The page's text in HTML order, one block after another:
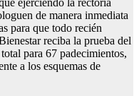
ejerciendo la rectoría
de manera inmediata
para que todo recién
reciba la prueba del
para 67 padecimientos,
a los esquemas de